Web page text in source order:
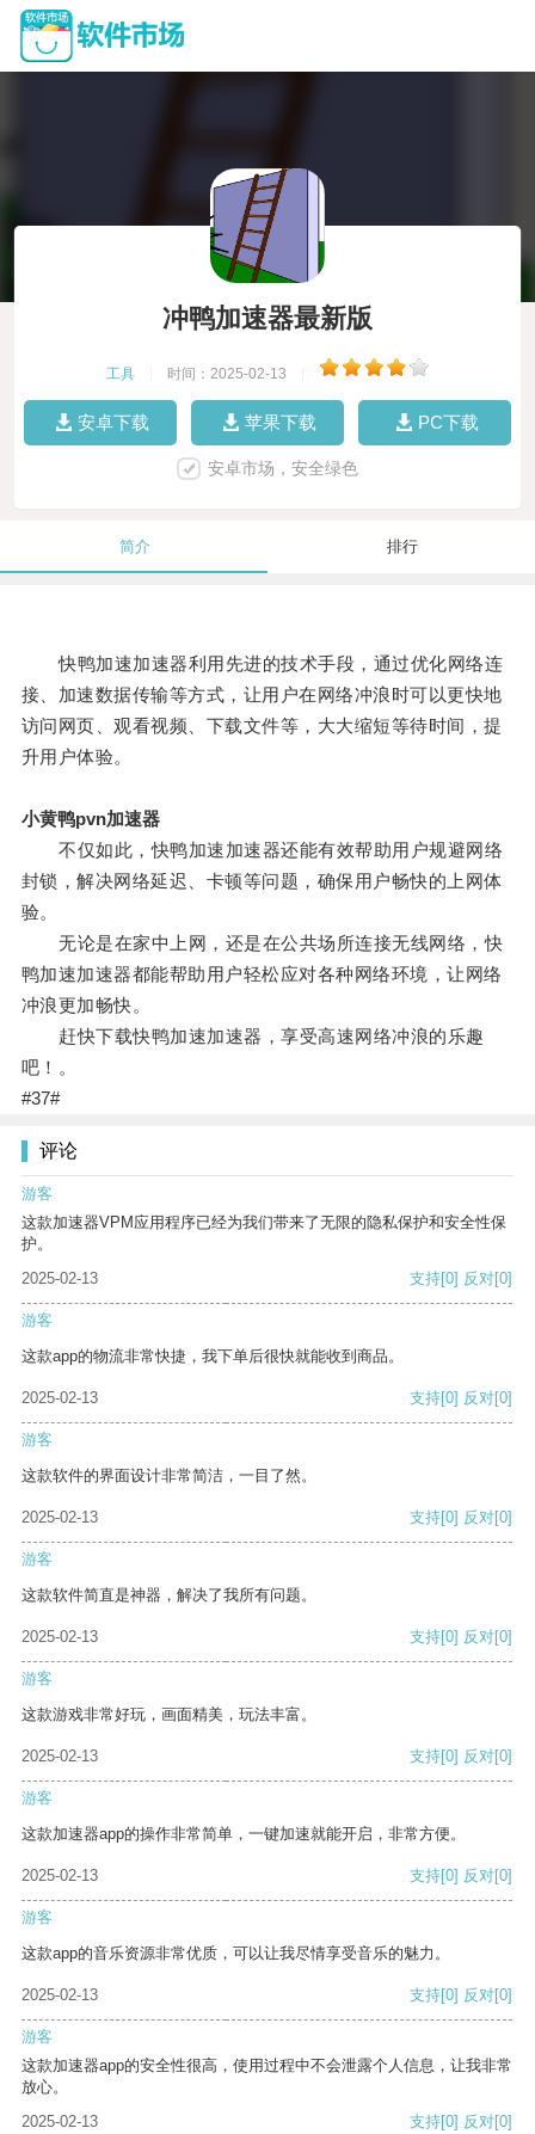
冲鸭加速器最新版
工具 时间：2025-02-13
安卓下载 苹果下载 PC下载
安卓市场，安全绿色
简介 排行
快鸭加速加速器利用先进的技术手段，通过优化网络连
接、加速数据传输等方式，让用户在网络冲浪时可以更快地
访问网页、观看视频、下载文件等，大大缩短等待时间，提
升用户体验。
小黄鸭pvn加速器
不仅如此，快鸭加速加速器还能有效帮助用户规避网络
封锁，解决网络延迟、卡顿等问题，确保用户畅快的上网体
验。
无论是在家中上网，还是在公共场所连接无线网络，快
鸭加速加速器都能帮助用户轻松应对各种网络环境，让网络
冲浪更加畅快。
赶快下载快鸭加速加速器，享受高速网络冲浪的乐趣
吧！。
#37#
评论
游客
这款加速器VPM应用程序已经为我们带来了无限的隐私保护和安全性保
护。
2025-02-13
支持[0] 反对[0]
游客
这款app的物流非常快捷，我下单后很快就能收到商品。
2025-02-13 支持[0] 反对[0]
游客
这款软件的界面设计非常简洁，一目了然。
2025-02-13 支持[0] 反对[0]
游客
这款软件简直是神器，解决了我所有问题。
2025-02-13 支持[0] 反对[0]
游客
这款游戏非常好玩，画面精美，玩法丰富。
2025-02-13 支持[0] 反对[0]
游客
这款加速器app的操作非常简单，一键加速就能开启，非常方便。
2025-02-13 支持[0] 反对[0]
游客
这款app的音乐资源非常优质，可以让我尽情享受音乐的魅力。
2025-02-13 支持[0] 反对[0]
游客
这款加速器app的安全性很高，使用过程中不会泄露个人信息，让我非常
放心。
2025-02-13
支持[0] 反对[0]